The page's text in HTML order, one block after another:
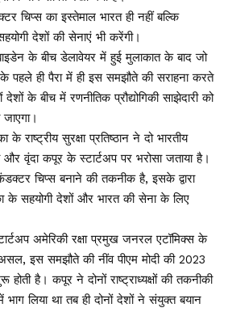
चिप्स का इस्तेमाल भारत ही नहीं बल्कि
देशों की सेनाएं भी करेंगी।
के बीच डेलावेयर में हुई मुलाकात के बाद जो
पहले ही पैरा में ही इस समझौते की सराहना करते
के बीच में रणनीतिक प्रौद्योगिकी साझेदारी को
राष्ट्रीय सुरक्षा प्रतिष्ठान ने दो भारतीय
और वृंदा कपूर के स्टार्टअप पर भरोसा जताया है।
चिप्स बनाने की तकनीक है, इसके द्वारा
के सहयोगी देशों और भारत की सेना के लिए
अमेरिकी रक्षा प्रमुख जनरल एटॉमिक्स के
इस समझौते की नींव पीएम मोदी की 2023
होती है। कपूर ने दोनों राष्ट्राध्यक्षों की तकनीकी
लिया था तब ही दोनों देशों ने संयुक्त बयान